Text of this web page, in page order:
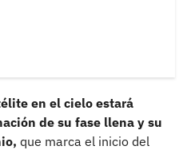
en el cielo estará
de su fase llena y su
que marca el inicio del